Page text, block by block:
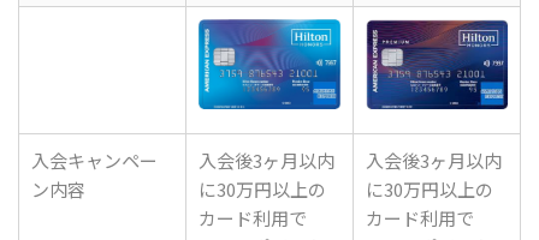
入会キャンペー
ン内容
入会後3ヶ月以内
に30万円以上の
カード利用で
入会後3ヶ月以内
に30万円以上の
カード利用で